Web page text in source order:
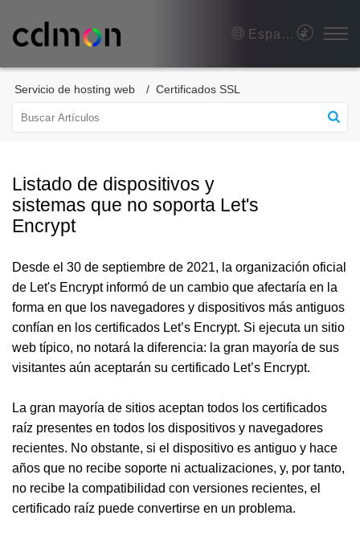
Español (España)
Servicio de hosting web Certificados SSL
Listado de dispositivos y
sistemas que no soporta Let's
Encrypt
Desde el 30 de septiembre de 2021, la organización oficial
de Let's Encrypt informó de un cambio que afectaría en la
forma en que los navegadores y dispositivos más antiguos
confían en los certificados Let’s Encrypt. Si ejecuta un sitio
web típico, no notará la diferencia: la gran mayoría de sus
visitantes aún aceptarán su certificado Let’s Encrypt.
La gran mayoría de sitios aceptan todos los certificados
raíz presentes en todos los dispositivos y navegadores
recientes. No obstante, si el dispositivo es antiguo y hace
años que no recibe soporte ni actualizaciones, y, por tanto,
no recibe la compatibilidad con versiones recientes, el
certificado raíz puede convertirse en un problema.